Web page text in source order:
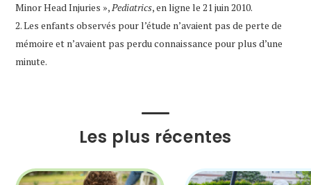
Minor Head Injuries »,Pediatrics, en ligne le 21 juin 2010.
2. Les enfants observés pour l’étude n’avaient pas de perte de
mémoire et n’avaient pas perdu connaissance pour plus d’une
minute.
Les plus récentes